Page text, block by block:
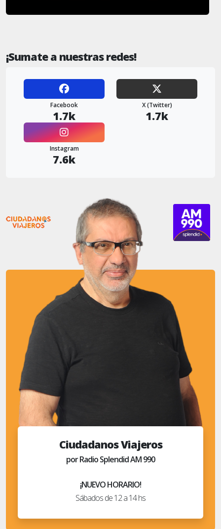
¡Sumate a nuestras redes!
Facebook
1.7k
X (Twitter)
1.7k
Instagram
7.6k
Ciudadanos Viajeros
por Radio Splendid AM 990
¡NUEVO HORARIO!
Sábados de 12 a 14 hs